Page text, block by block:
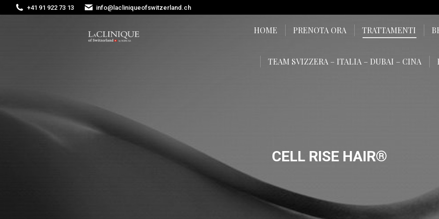
+41 91 922 73 13 info@lacliniqueofswitzerland.ch
HOME PRENOTA ORA TRATTAMENTI
TEAM SVIZZERA – ITALIA – DUBAI – CINA
CELL RISE HAIR®